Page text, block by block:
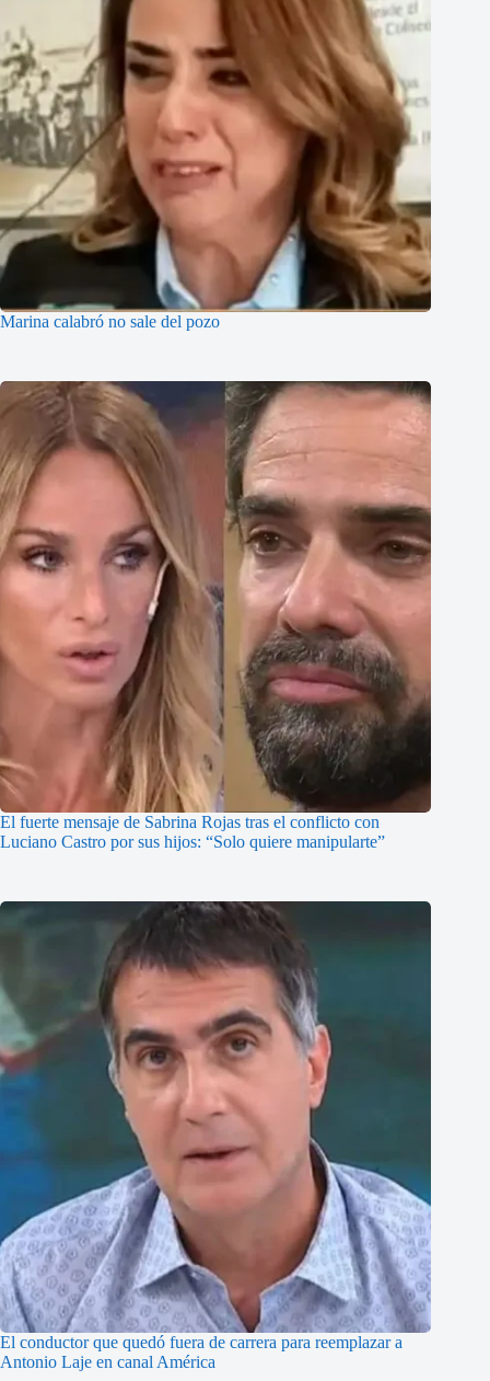
Marina calabró no sale del pozo
El fuerte mensaje de Sabrina Rojas tras el conflicto con
Luciano Castro por sus hijos: “Solo quiere manipularte”
El conductor que quedó fuera de carrera para reemplazar a
Antonio Laje en canal América